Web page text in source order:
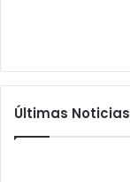
Últimas Noticias